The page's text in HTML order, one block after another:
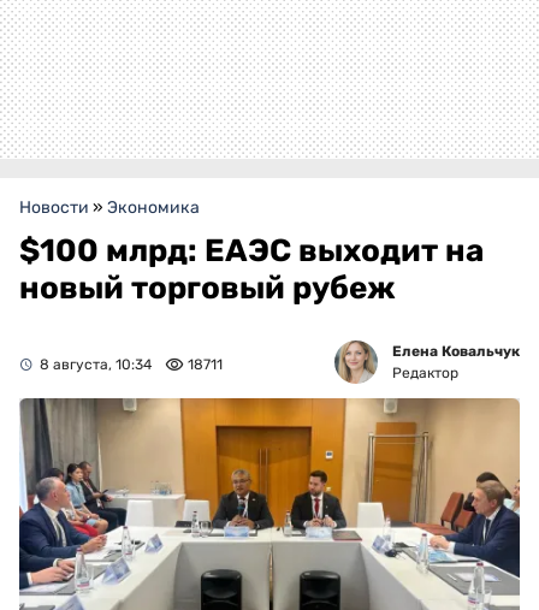
Новости » Экономика
$100 млрд: ЕАЭС выходит на
новый торговый рубеж
8 августа, 10:34 18711
Елена Ковальчук
Редактор